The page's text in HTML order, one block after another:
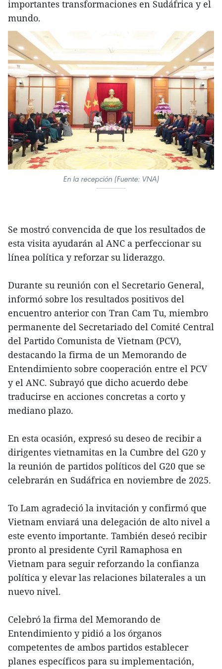
importantes transformaciones en Sudáfrica y el
mundo.
En la recepción (Fuente: VNA)
Se mostró convencida de que los resultados de
esta visita ayudarán al ANC a perfeccionar su
línea política y reforzar su liderazgo.
Durante su reunión con el Secretario General,
informó sobre los resultados positivos del
encuentro anterior con Tran Cam Tu, miembro
permanente del Secretariado del Comité Central
del Partido Comunista de Vietnam (PCV),
destacando la firma de un Memorando de
Entendimiento sobre cooperación entre el PCV
y el ANC. Subrayó que dicho acuerdo debe
traducirse en acciones concretas a corto y
mediano plazo.
En esta ocasión, expresó su deseo de recibir a
dirigentes vietnamitas en la Cumbre del G20 y
la reunión de partidos políticos del G20 que se
celebrarán en Sudáfrica en noviembre de 2025.
To Lam agradeció la invitación y confirmó que
Vietnam enviará una delegación de alto nivel a
este evento importante. También deseó recibir
pronto al presidente Cyril Ramaphosa en
Vietnam para seguir reforzando la confianza
política y elevar las relaciones bilaterales a un
nuevo nivel.
Celebró la firma del Memorando de
Entendimiento y pidió a los órganos
competentes de ambos partidos establecer
planes específicos para su implementación,